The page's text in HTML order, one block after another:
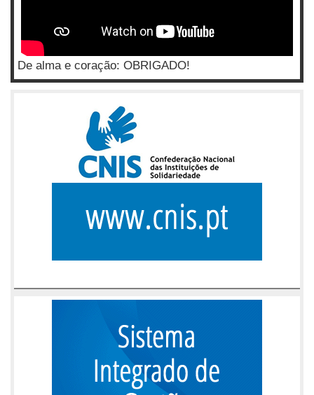
De alma e coração: OBRIGADO!